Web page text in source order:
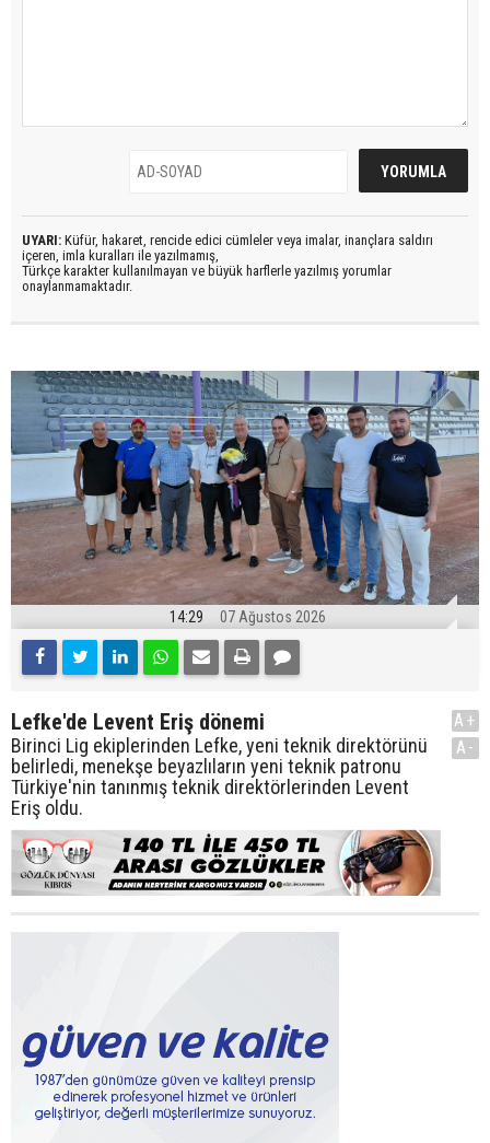
UYARI: Küfür, hakaret, rencide edici cümleler veya imalar, inançlara saldırı
içeren, imla kuralları ile yazılmamış,
Türkçe karakter kullanılmayan ve büyük harflerle yazılmış yorumlar
onaylanmamaktadır.
14:29 07 Ağustos 2026
Lefke'de Levent Eriş dönemi
Birinci Lig ekiplerinden Lefke, yeni teknik direktörünü
belirledi, menekşe beyazlıların yeni teknik patronu
Türkiye'nin tanınmış teknik direktörlerinden Levent
Eriş oldu.
A+
A-